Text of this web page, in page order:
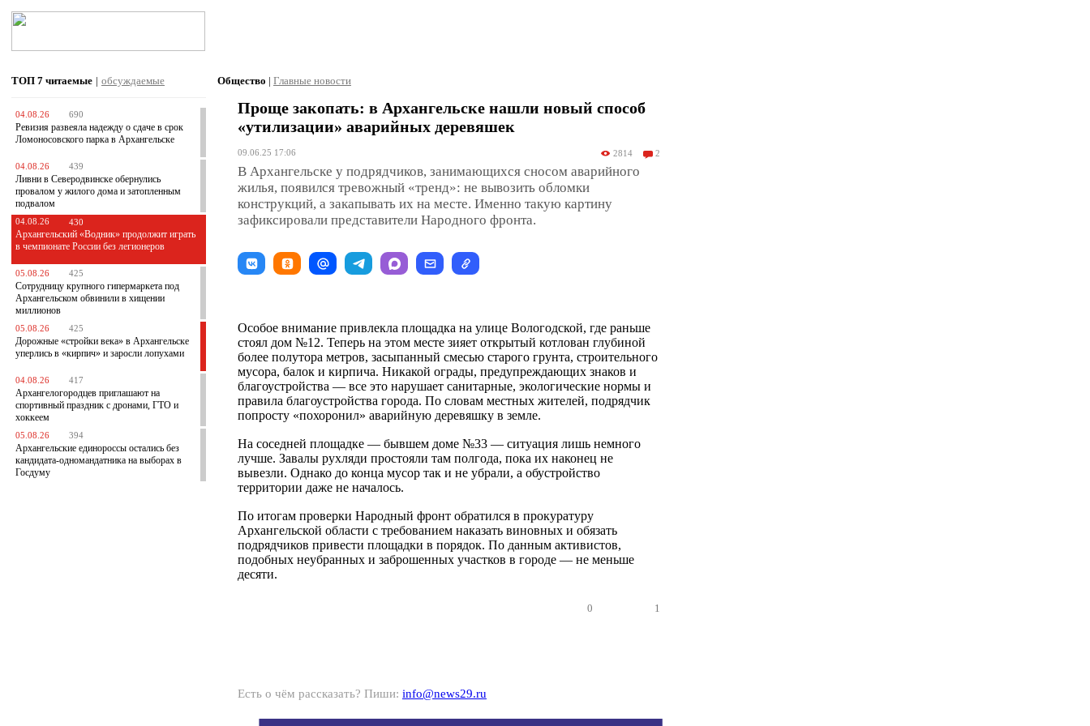
ТОП 7 читаемые | обсуждаемые
04.08.26 690
Ревизия развеяла надежду о сдаче в срок
Ломоносовского парка в Архангельске
04.08.26 439
Ливни в Северодвинске обернулись
провалом у жилого дома и затопленным
подвалом
04.08.26 430
Архангельский «Водник» продолжит играть
в чемпионате России без легионеров
05.08.26 425
Сотрудницу крупного гипермаркета под
Архангельском обвинили в хищении
миллионов
05.08.26 425
Дорожные «стройки века» в Архангельске
уперлись в «кирпич» и заросли лопухами
04.08.26 417
Архангелогородцев приглашают на
спортивный праздник с дронами, ГТО и
хоккеем
05.08.26 394
Архангельские единороссы остались без
кандидата-одномандатника на выборах в
Госдуму
Общество | Главные новости
Проще закопать: в Архангельске нашли новый способ
«утилизации» аварийных деревяшек
09.06.25 17:06 2814 2
В Архангельске у подрядчиков, занимающихся сносом аварийного
жилья, появился тревожный «тренд»: не вывозить обломки
конструкций, а закапывать их на месте. Именно такую картину
зафиксировали представители Народного фронта.
Особое внимание привлекла площадка на улице Вологодской, где раньше
стоял дом №12. Теперь на этом месте зияет открытый котлован глубиной
более полутора метров, засыпанный смесью старого грунта, строительного
мусора, балок и кирпича. Никакой ограды, предупреждающих знаков и
благоустройства — все это нарушает санитарные, экологические нормы и
правила благоустройства города. По словам местных жителей, подрядчик
попросту «похоронил» аварийную деревяшку в земле.
На соседней площадке — бывшем доме №33 — ситуация лишь немного
лучше. Завалы рухляди простояли там полгода, пока их наконец не
вывезли. Однако до конца мусор так и не убрали, а обустройство
территории даже не началось.
По итогам проверки Народный фронт обратился в прокуратуру
Архангельской области с требованием наказать виновных и обязать
подрядчиков привести площадки в порядок. По данным активистов,
подобных неубранных и заброшенных участков в городе — не меньше
десяти.
0 1
Есть о чём рассказать? Пиши: info@news29.ru